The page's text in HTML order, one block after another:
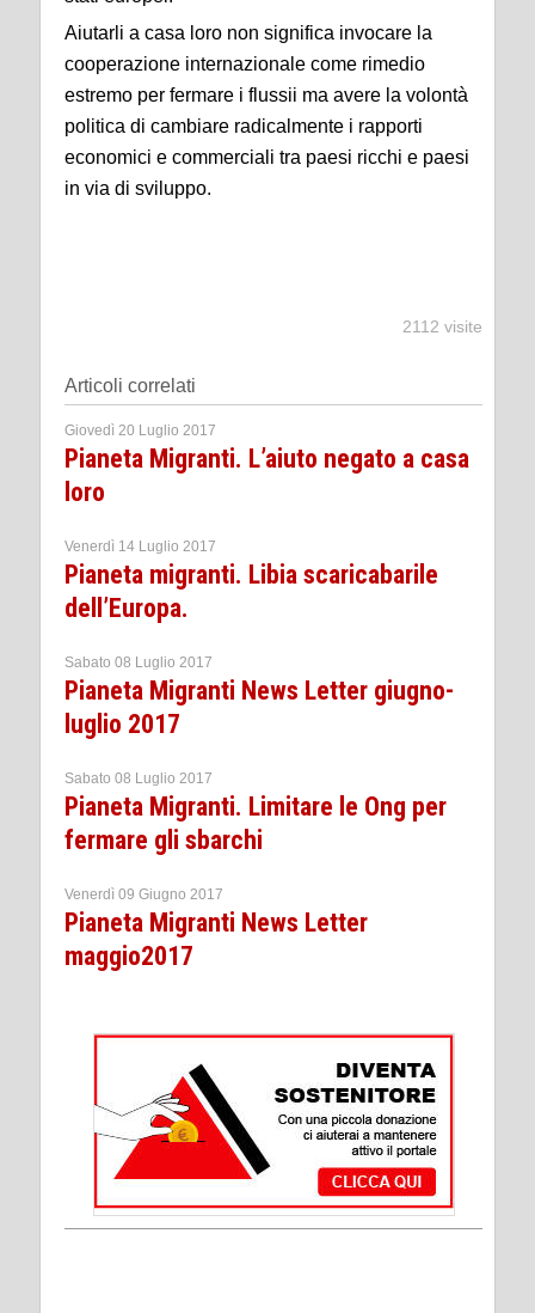
Aiutarli a casa loro non significa invocare la
cooperazione internazionale come rimedio
estremo per fermare i flussii ma avere la volontà
politica di cambiare radicalmente i rapporti
economici e commerciali tra paesi ricchi e paesi
in via di sviluppo.
2112 visite
Articoli correlati
Giovedì 20 Luglio 2017
Pianeta Migranti. L’aiuto negato a casa
loro
Venerdì 14 Luglio 2017
Pianeta migranti. Libia scaricabarile
dell’Europa.
Sabato 08 Luglio 2017
Pianeta Migranti News Letter giugno-
luglio 2017
Sabato 08 Luglio 2017
Pianeta Migranti. Limitare le Ong per
fermare gli sbarchi
Venerdì 09 Giugno 2017
Pianeta Migranti News Letter
maggio2017